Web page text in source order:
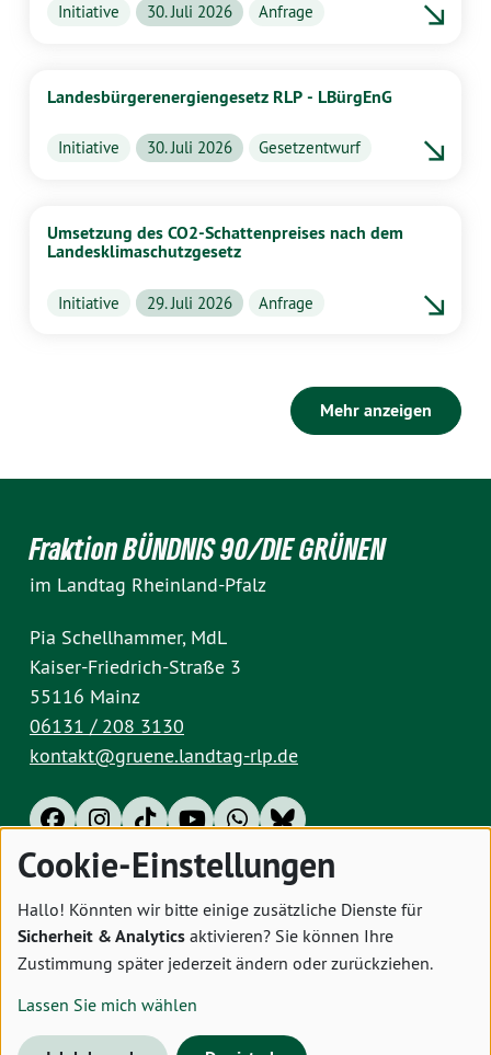
Initiative 30. Juli 2026 Anfrage
Landesbürgerenergiengesetz RLP - LBürgEnG
Initiative 30. Juli 2026 Gesetzentwurf
Umsetzung des CO2-Schattenpreises nach dem
Landesklimaschutzgesetz
Initiative 29. Juli 2026 Anfrage
Mehr anzeigen
Fraktion BÜNDNIS 90/DIE GRÜNEN
im Landtag Rheinland-Pfalz
Pia Schellhammer, MdL
Kaiser-Friedrich-Straße 3
55116 Mainz
06131 / 208 3130
kontakt@gruene.landtag-rlp.de
Impressum Datenschutz Cookies
Cookie-Einstellungen
Hallo! Könnten wir bitte einige zusätzliche Dienste für
Sicherheit & Analytics aktivieren? Sie können Ihre
Zustimmung später jederzeit ändern oder zurückziehen.
Lassen Sie mich wählen